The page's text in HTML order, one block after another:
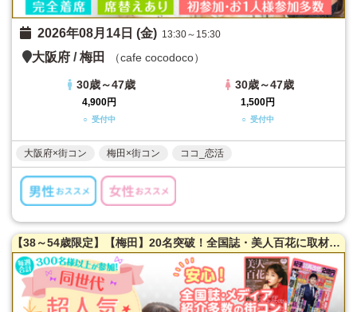
2026年08月14日 (金) 13:30～15:30
大阪府 /梅田 （cafe cocodoco）
30歳～47歳
4,900円
○ 受付中
30歳～47歳
1,500円
○ 受付中
大阪府×街コン 梅田×街コン ココ_恋活
【38～54歳限定】【梅田】20名突破！全国誌・美人百花に取材を受けた大阪で一番出会える街コン♪超オシャレ隠れ家カフェ貸切☆同世代で楽しむ♪できます！【充実お料理＆飲み放題付】LINE交換自由＆席替えあり！